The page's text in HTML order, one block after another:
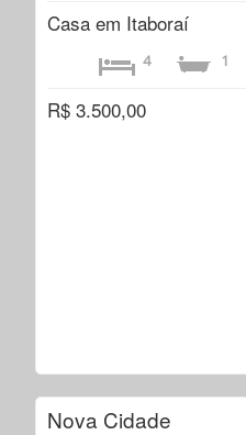
Casa em Itaboraí
4 1
R$ 3.500,00
Nova Cidade